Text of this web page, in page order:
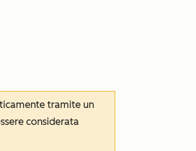
tramite un
considerata